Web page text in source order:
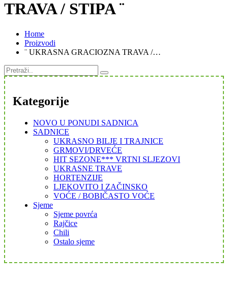
TRAVA / STIPA ¨
Home
Proizvodi
¨ UKRASNA GRACIOZNA TRAVA /…
Kategorije
NOVO U PONUDI SADNICA
SADNICE
UKRASNO BILJE I TRAJNICE
GRMOVI/DRVEĆE
HIT SEZONE*** VRTNI SLJEZOVI
UKRASNE TRAVE
HORTENZIJE
LJEKOVITO I ZAČINSKO
VOĆE / BOBIČASTO VOĆE
Sjeme
Sjeme povrća
Rajčice
Chili
Ostalo sjeme